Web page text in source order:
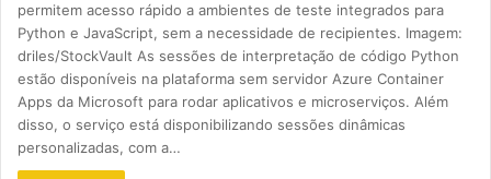
permitem acesso rápido a ambientes de teste integrados para
Python e JavaScript, sem a necessidade de recipientes. Imagem:
driles/StockVault As sessões de interpretação de código Python
estão disponíveis na plataforma sem servidor Azure Container
Apps da Microsoft para rodar aplicativos e microserviços. Além
disso, o serviço está disponibilizando sessões dinâmicas
personalizadas, com a…